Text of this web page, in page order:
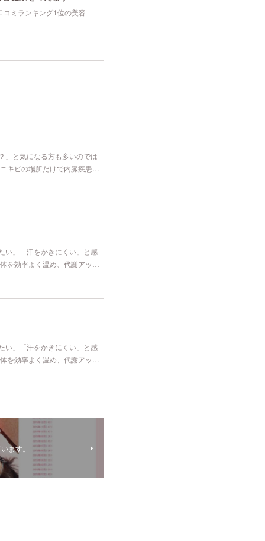
ミランキング1位の美容
」と気になる方も多いのでは
キビの場所だけで内臓疾患…
い」「汗をかきにくい」と感
を効率よく温め、代謝アッ…
い」「汗をかきにくい」と感
を効率よく温め、代謝アッ…
ます。